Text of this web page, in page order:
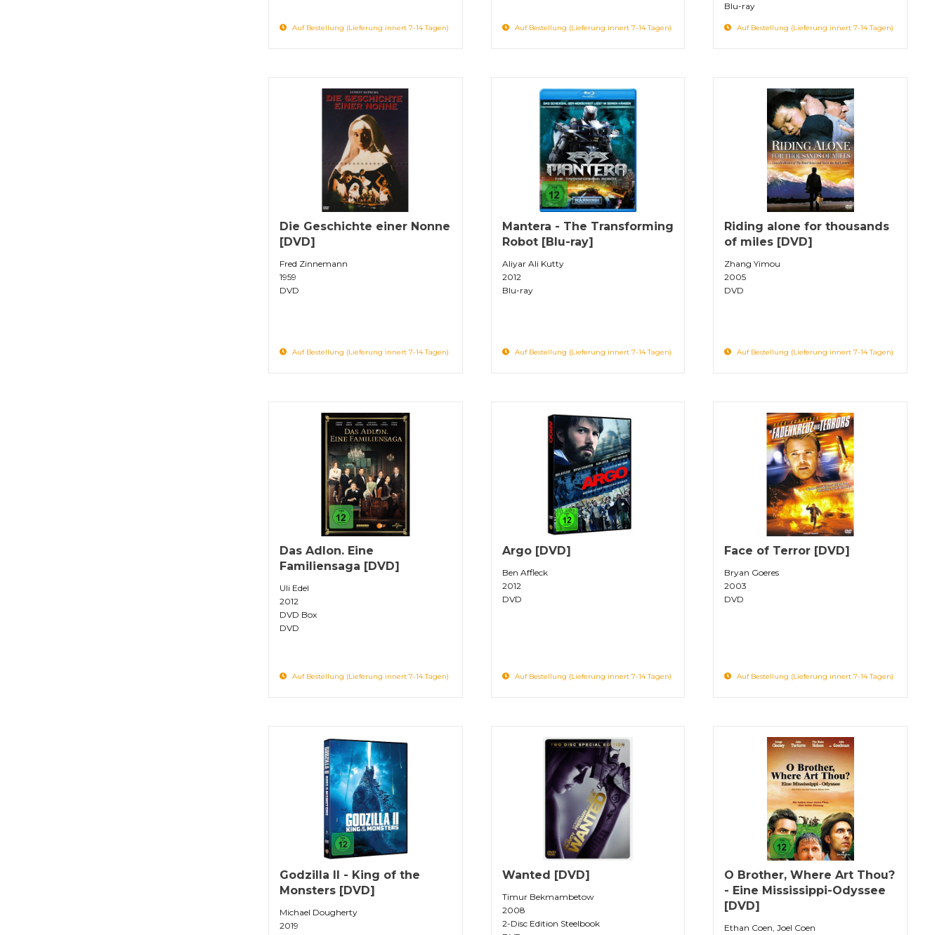
Auf Bestellung (Lieferung innert 7-14 Tagen) Auf Bestellung (Lieferung innert 7-14 Tagen)
Blu-ray
Auf Bestellung (Lieferung innert 7-14 Tagen)
Die Geschichte einer Nonne
[DVD]
Fred Zinnemann
1959
DVD
Auf Bestellung (Lieferung innert 7-14 Tagen)
Mantera - The Transforming
Robot [Blu-ray]
Aliyar Ali Kutty
2012
Blu-ray
Auf Bestellung (Lieferung innert 7-14 Tagen)
Riding alone for thousands
of miles [DVD]
Zhang Yimou
2005
DVD
Auf Bestellung (Lieferung innert 7-14 Tagen)
Das Adlon. Eine
Familiensaga [DVD]
Uli Edel
2012
DVD Box
DVD
Auf Bestellung (Lieferung innert 7-14 Tagen)
Argo [DVD]
Ben Affleck
2012
DVD
Auf Bestellung (Lieferung innert 7-14 Tagen)
Face of Terror [DVD]
Bryan Goeres
2003
DVD
Auf Bestellung (Lieferung innert 7-14 Tagen)
Godzilla II - King of the
Monsters [DVD]
Michael Dougherty
2019
Wanted [DVD]
Timur Bekmambetow
2008
2-Disc Edition Steelbook
O Brother, Where Art Thou?
- Eine Mississippi-Odyssee
[DVD]
Ethan Coen, Joel Coen